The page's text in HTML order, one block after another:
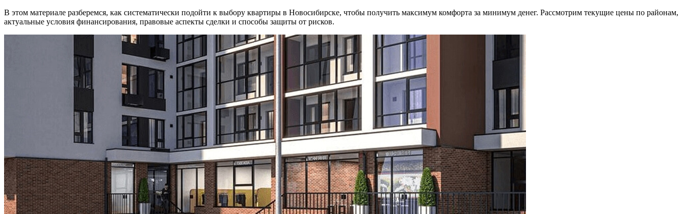
В этом материале разберемся, как систематически подойти к выбору квартиры в Новосибирске, чтобы получить максимум комфорта за минимум денег. Рассмотрим текущие цены по районам,
актуальные условия финансирования, правовые аспекты сделки и способы защиты от рисков.